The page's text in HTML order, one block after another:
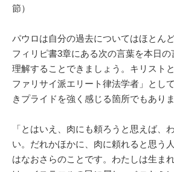
節）
パウロは自分の過去についてはほとん
フィリピ書3章にある次の言葉を本日の
理解することできましょう。キリスト
ファリサイ派エリート律法学者」とし
きプライドを強く感じる箇所でもありま
「とはいえ、肉にも頼ろうと思えば、
い。だれかほかに、肉に頼れると思う
はなおさらのことです。わたしは生ま